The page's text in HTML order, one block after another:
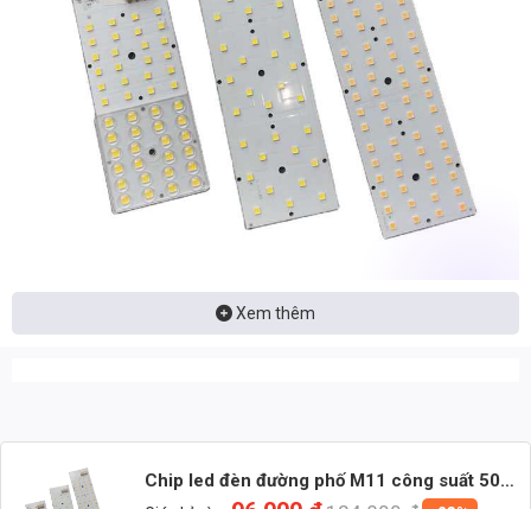
Xem thêm
Chip led đèn đường phố M11 công suất 50W
ánh sáng Vàng – Input 32V – 50 LED Chip